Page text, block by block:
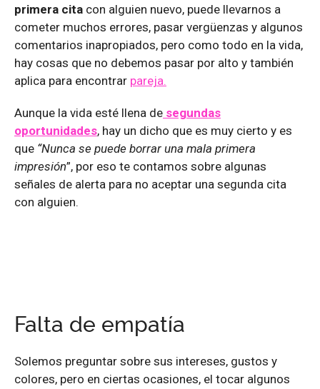
primera cita con alguien nuevo, puede llevarnos a
cometer muchos errores, pasar vergüenzas y algunos
comentarios inapropiados, pero como todo en la vida,
hay cosas que no debemos pasar por alto y también
aplica para encontrar pareja.
Aunque la vida esté llena de segundas
oportunidades, hay un dicho que es muy cierto y es
que “Nunca se puede borrar una mala primera
impresión”, por eso te contamos sobre algunas
señales de alerta para no aceptar una segunda cita
con alguien.
Falta de empatía
Solemos preguntar sobre sus intereses, gustos y
colores, pero en ciertas ocasiones, el tocar algunos